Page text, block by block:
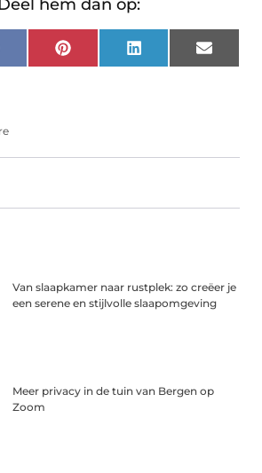
hem dan op:
Pinterest LinkedIn Email
Van slaapkamer naar rustplek: zo creëer je
een serene en stijlvolle slaapomgeving
Meer privacy in de tuin van Bergen op
Zoom